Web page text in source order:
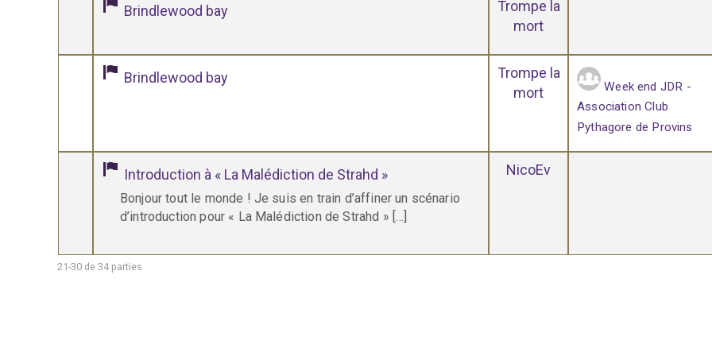
Brindlewood bay
Trompe la
mort
Brindlewood bay
Trompe la
mort
Week end JDR -
Association Club
Pythagore de Provins
Introduction à « La Malédiction de Strahd »
Bonjour tout le monde ! Je suis en train d’affiner un scénario
d’introduction pour « La Malédiction de Strahd » […]
NicoEv
21-30 de 34 parties